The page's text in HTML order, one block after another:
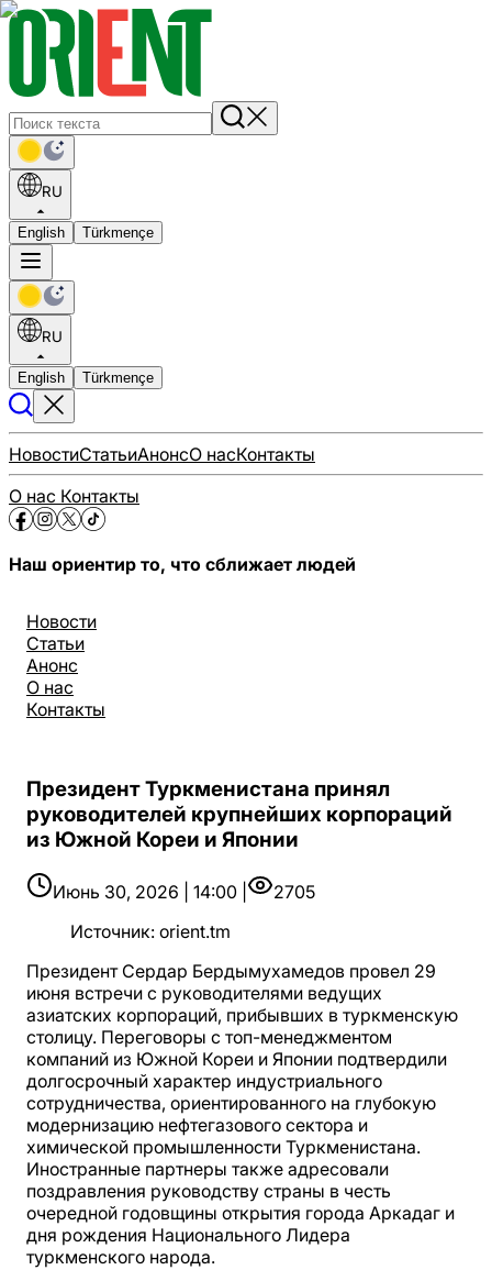
RU
English Türkmençe
RU
English Türkmençe
НовостиСтатьиАнонсО насКонтакты
О нас Контакты
Наш ориентир то, что сближает людей
Новости
Статьи
Анонс
О нас
Контакты
Президент Туркменистана принял
руководителей крупнейших корпораций
из Южной Кореи и Японии
Июнь 30, 2026 | 14:00 |
2705
Источник: orient.tm
Президент Сердар Бердымухамедов провел 29
июня встречи с руководителями ведущих
азиатских корпораций, прибывших в туркменскую
столицу. Переговоры с топ-менеджментом
компаний из Южной Кореи и Японии подтвердили
долгосрочный характер индустриального
сотрудничества, ориентированного на глубокую
модернизацию нефтегазового сектора и
химической промышленности Туркменистана.
Иностранные партнеры также адресовали
поздравления руководству страны в честь
очередной годовщины открытия города Аркадаг и
дня рождения Национального Лидера
туркменского народа.